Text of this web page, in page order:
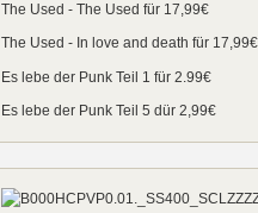
The Used - The Used für 17,99€
The Used - In love and death für 17,99€
Es lebe der Punk Teil 1 für 2.99€
Es lebe der Punk Teil 5 dür 2,99€